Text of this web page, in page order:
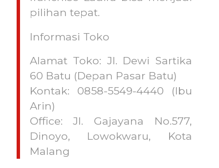
pilihan tepat.
Informasi Toko
Alamat Toko: Jl. Dewi Sartika
60 Batu (Depan Pasar Batu)
Kontak: 0858-5549-4440 (Ibu
Arin)
Office: Jl. Gajayana No.577,
Dinoyo, Lowokwaru, Kota
Malang